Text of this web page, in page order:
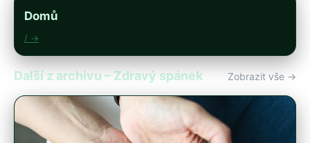
Domů
/ →
Další z archivu – Zdravý spánek Zobrazit vše →